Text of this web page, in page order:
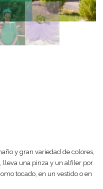
y gran variedad de colores,
lleva una pinza y un alfiler por
tocado, en un vestido o en